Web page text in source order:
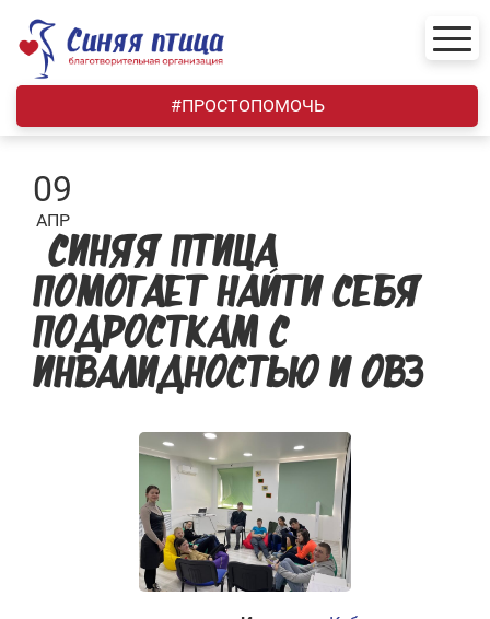
content
#ПРОСТОПОМОЧЬ
09
АПР
«СИНЯЯ ПТИЦА»
ПОМОГАЕТ НАЙТИ СЕБЯ
ПОДРОСТКАМ С
ИНВАЛИДНОСТЬЮ И ОВЗ